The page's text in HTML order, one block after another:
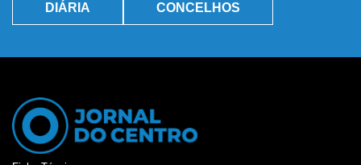
DIÁRIA CONCELHOS